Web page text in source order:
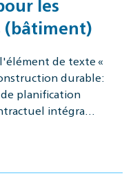
les
(bâtiment)
de texte «
durable:
planification
intégra…